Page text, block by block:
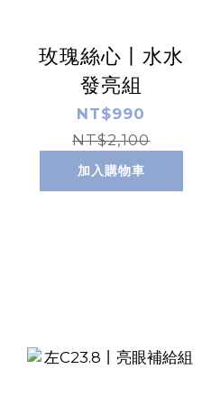
玫瑰絲心丨水水
發亮組
NT$990
NT$2,100
加入購物車